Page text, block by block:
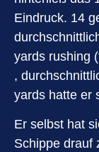
Eindruck. 14
yards rushing
,
yards hatte er
Er selbst hat
Schippe drauf